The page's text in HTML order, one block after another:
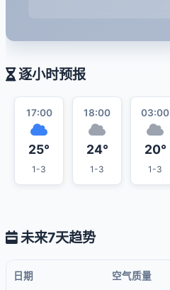
逐小时预报
17:00
25°
1-3
18:00
24°
1-3
03:00
20°
1-3
未来7天趋势
日期 空气质量